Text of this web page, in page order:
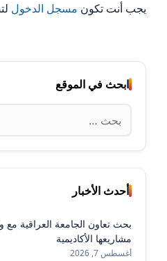
يجب أنت تكون مسجل الدخول
ابحث في الموقع
البحث
عن:
أحدث الأخبار
بحث تعاون الجامعة العراقية مع
مشاريعها الأكاديمية
أغسطس 7, 2026